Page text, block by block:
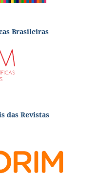
Brasileiras
das Revistas